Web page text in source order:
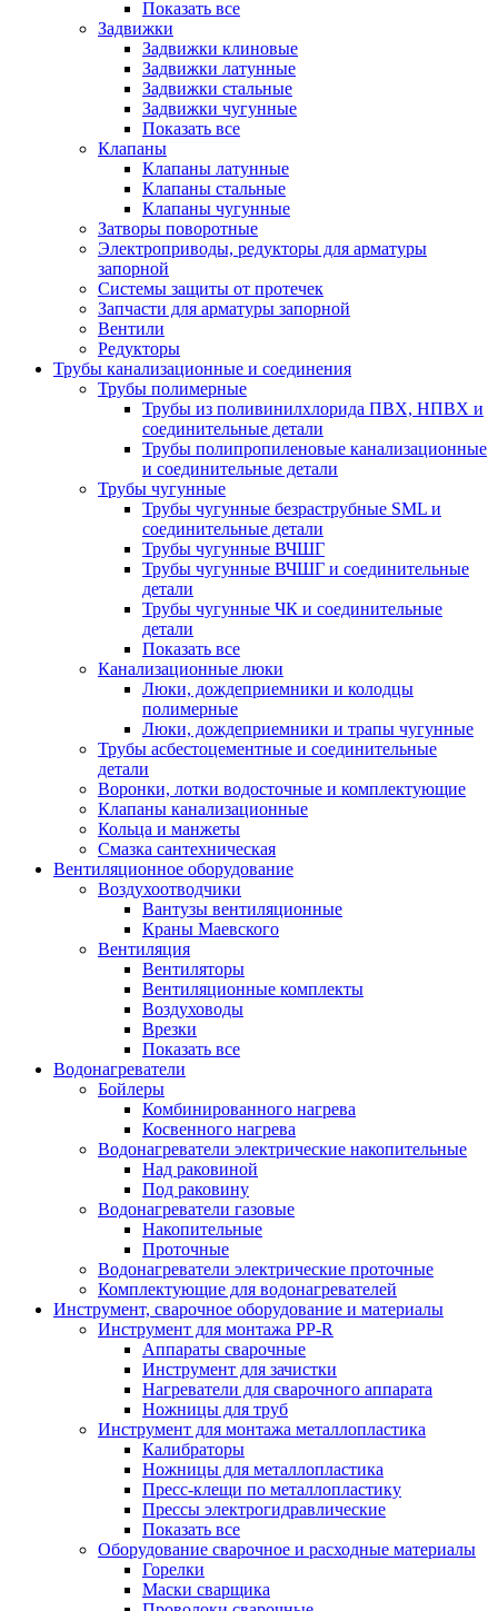
Показать все
Задвижки
Задвижки клиновые
Задвижки латунные
Задвижки стальные
Задвижки чугунные
Показать все
Клапаны
Клапаны латунные
Клапаны стальные
Клапаны чугунные
Затворы поворотные
Электроприводы, редукторы для арматуры
запорной
Системы защиты от протечек
Запчасти для арматуры запорной
Вентили
Редукторы
Трубы канализационные и соединения
Трубы полимерные
Трубы из поливинилхлорида ПВХ, НПВХ и
соединительные детали
Трубы полипропиленовые канализационные
и соединительные детали
Трубы чугунные
Трубы чугунные безраструбные SML и
соединительные детали
Трубы чугунные ВЧШГ
Трубы чугунные ВЧШГ и соединительные
детали
Трубы чугунные ЧК и соединительные
детали
Показать все
Канализационные люки
Люки, дождеприемники и колодцы
полимерные
Люки, дождеприемники и трапы чугунные
Трубы асбестоцементные и соединительные
детали
Воронки, лотки водосточные и комплектующие
Клапаны канализационные
Кольца и манжеты
Смазка сантехническая
Вентиляционное оборудование
Воздухоотводчики
Вантузы вентиляционные
Краны Маевского
Вентиляция
Вентиляторы
Вентиляционные комплекты
Воздуховоды
Врезки
Показать все
Водонагреватели
Бойлеры
Комбинированного нагрева
Косвенного нагрева
Водонагреватели электрические накопительные
Над раковиной
Под раковину
Водонагреватели газовые
Накопительные
Проточные
Водонагреватели электрические проточные
Комплектующие для водонагревателей
Инструмент, сварочное оборудование и материалы
Инструмент для монтажа PP-R
Аппараты сварочные
Инструмент для зачистки
Нагреватели для сварочного аппарата
Ножницы для труб
Инструмент для монтажа металлопластика
Калибраторы
Ножницы для металлопластика
Пресс-клещи по металлопластику
Прессы электрогидравлические
Показать все
Оборудование сварочное и расходные материалы
Горелки
Маски сварщика